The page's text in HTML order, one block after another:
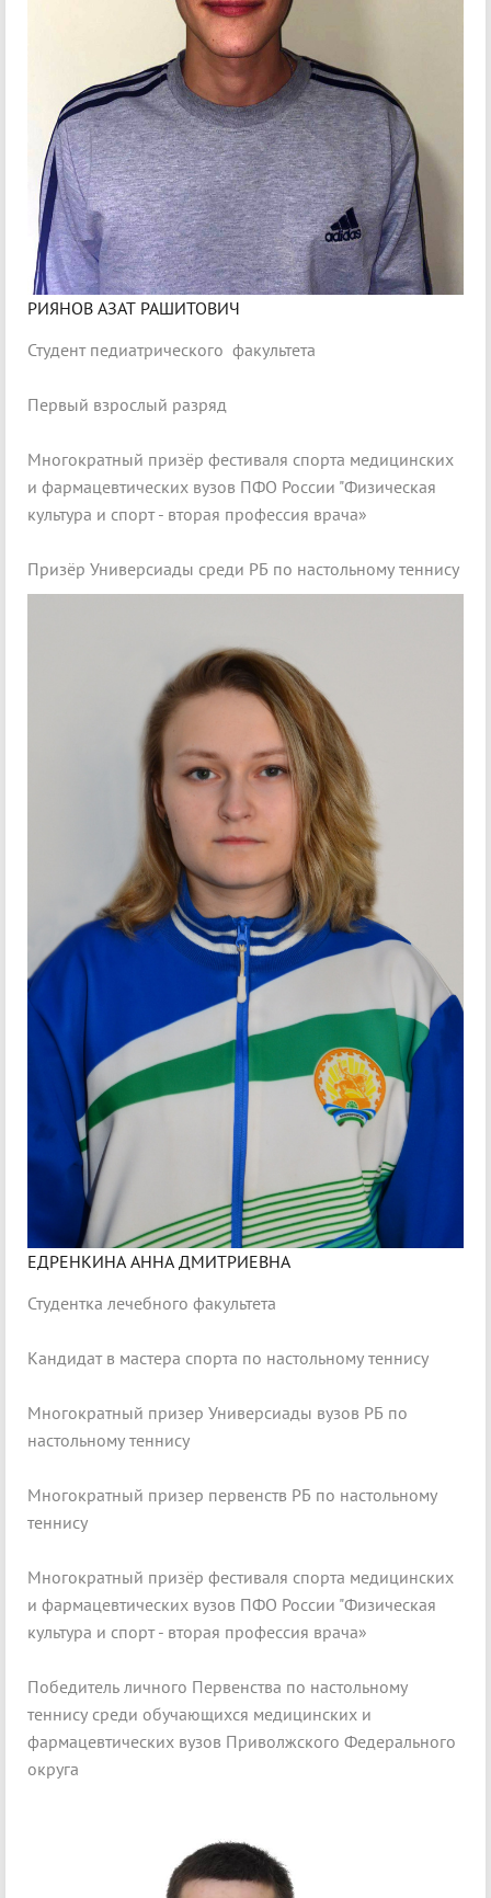
РИЯНОВ АЗАТ РАШИТОВИЧ
Студент педиатрического факультета
Первый взрослый разряд
Многократный призёр фестиваля спорта медицинских
и фармацевтических вузов ПФО России "Физическая
культура и спорт - вторая профессия врача»
Призёр Универсиады среди РБ по настольному теннису
ЕДРЕНКИНА АННА ДМИТРИЕВНА
Студентка лечебного факультета
Кандидат в мастера спорта по настольному теннису
Многократный призер Универсиады вузов РБ по
настольному теннису
Многократный призер первенств РБ по настольному
теннису
Многократный призёр фестиваля спорта медицинских
и фармацевтических вузов ПФО России "Физическая
культура и спорт - вторая профессия врача»
Победитель личного Первенства по настольному
теннису среди обучающихся медицинских и
фармацевтических вузов Приволжского Федерального
округа